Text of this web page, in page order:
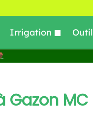
Irrigation
Gazon MC